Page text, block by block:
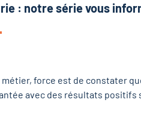
: notre série vous
force est de constater
avec des résultats positifs